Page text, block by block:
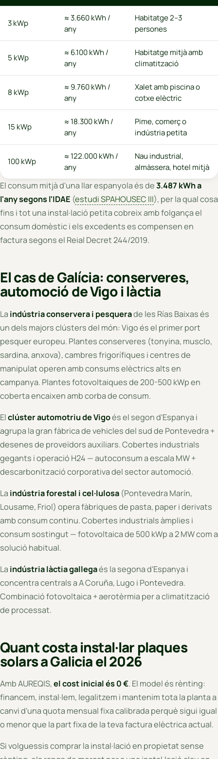
3 kWp
≈ 3.660 kWh /
any
Habitatge 2–3
persones
5 kWp
≈ 6.100 kWh /
any
Habitatge mitjà amb
climatització
8 kWp
≈ 9.760 kWh /
any
Xalet amb piscina o
cotxe elèctric
15 kWp
≈ 18.300 kWh /
any
Pime, comerç o
indústria petita
100 kWp
≈ 122.000 kWh /
any
Nau industrial,
almàssera, hotel mitjà
El consum mitjà d'una llar espanyola és de3.487 kWh a
l'any segons l'IDAE (estudi SPAHOUSEC III), per la qual cosa
fins i tot una instal·lació petita cobreix amb folgança el
consum domèstic i els excedents es compensen en
factura segons el Reial Decret 244/2019.
El cas de Galícia: conserveres,
automoció de Vigo i làctia
La indústria conservera i pesquerade les Rías Baixas és
un dels majors clústers del món: Vigo és el primer port
pesquer europeu. Plantes conserveres (tonyina, musclo,
sardina, anxova), cambres frigorífiques i centres de
manipulat operen amb consums elèctrics alts en
campanya. Plantes fotovoltaiques de 200-500 kWp en
coberta encaixen amb corba de consum.
Elclúster automotriu de Vigoés el segon d'Espanya i
agrupa la gran fàbrica de vehicles del sud de Pontevedra +
desenes de proveïdors auxiliars. Cobertes industrials
gegants i operació H24 — autoconsum a escala MW +
descarbonització corporativa del sector automoció.
La indústria forestal i cel·lulosa (Pontevedra Marín,
Lousame, Friol) opera fàbriques de pasta, paper i derivats
amb consum continu. Cobertes industrials àmplies i
consum sostingut — fotovoltaica de 500 kWp a 2 MW com a
solució habitual.
La indústria làctia gallegaés la segona d'Espanya i
concentra centrals a A Coruña, Lugo i Pontevedra.
Combinació fotovoltaica + aerotèrmia per a climatització
de processat.
Quant costa instal·lar plaques
solars a Galicia el 2026
Amb AUREQIS,el cost inicial és 0 €. El model és rènting:
financem, instal·lem, legalitzem i mantenim tota la planta a
canvi d'una quota mensual fixa calibrada perquè sigui igual
o menor que la part fixa de la teva factura elèctrica actual.
Si volguessis comprar la instal·lació en propietat sense